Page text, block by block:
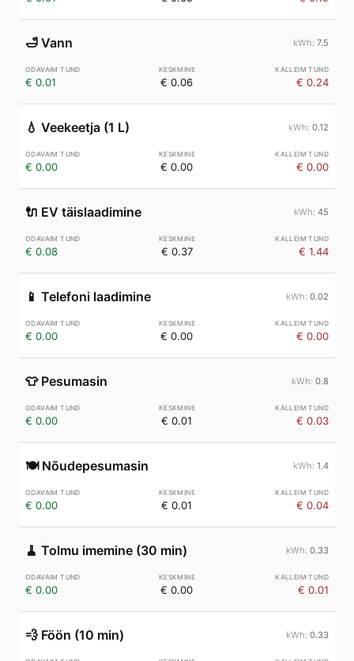
🛁 Vann 7.5
€ 0.01 € 0.06 € 0.24
💧 Veekeetja (1 L) 0.12
€ 0.00 € 0.00 € 0.00
🔌 EV täislaadimine 45
€ 0.08 € 0.37 € 1.44
📱 Telefoni laadimine 0.02
€ 0.00 € 0.00 € 0.00
👕 Pesumasin 0.8
€ 0.00 € 0.01 € 0.03
🍽️ Nõudepesumasin 1.4
€ 0.00 € 0.01 € 0.04
🧹 Tolmu imemine (30 min) 0.33
€ 0.00 € 0.00 € 0.01
💨 Föön (10 min) 0.33